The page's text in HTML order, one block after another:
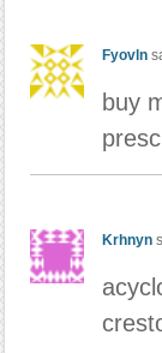
Fyovln
buy
Krhnyn